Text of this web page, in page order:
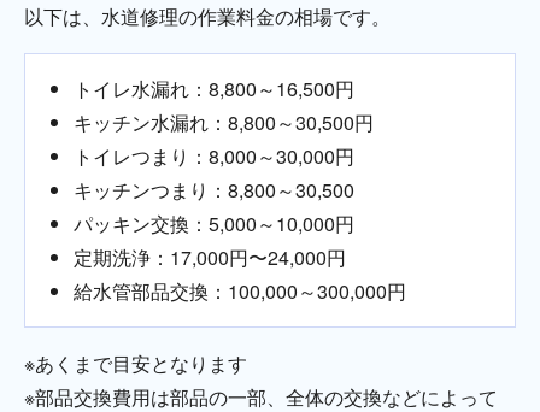
以下は、水道修理の作業料金の相場です。
トイレ水漏れ：8,800～16,500円
キッチン水漏れ：8,800～30,500円
トイレつまり：8,000～30,000円
キッチンつまり：8,800～30,500
パッキン交換：5,000～10,000円
定期洗浄：17,000円〜24,000円
給水管部品交換：100,000～300,000円
※あくまで目安となります
※部品交換費用は部品の一部、全体の交換などによって